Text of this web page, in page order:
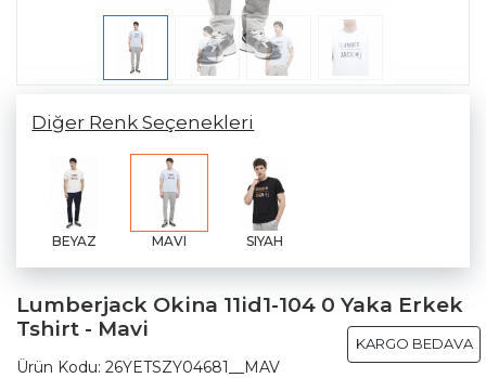
Diğer Renk Seçenekleri
BEYAZ MAVI SIYAH
Lumberjack Okina 11id1-104 0 Yaka Erkek
Tshirt - Mavi
KARGO BEDAVA
Ürün Kodu: 26YETSZY04681__MAV